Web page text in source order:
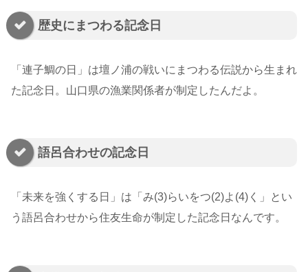
歴史にまつわる記念日
「連子鯛の日」は壇ノ浦の戦いにまつわる伝説から生まれ
た記念日。山口県の漁業関係者が制定したんだよ。
語呂合わせの記念日
「未来を強くする日」は「み(3)らいをつ(2)よ(4)く」とい
う語呂合わせから住友生命が制定した記念日なんです。